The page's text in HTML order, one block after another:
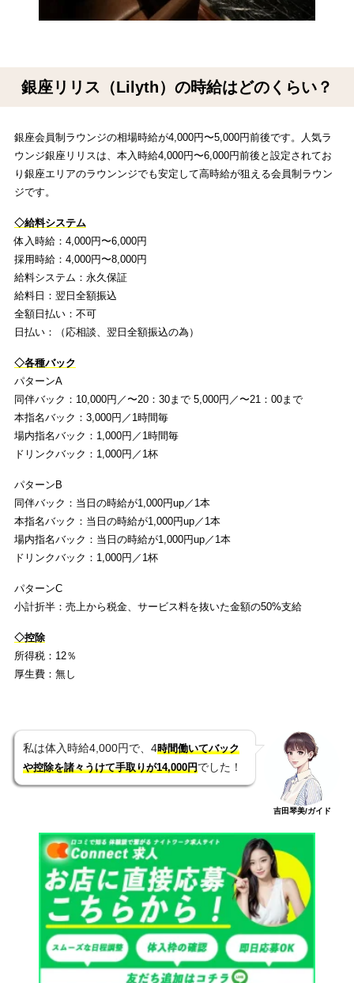
銀座リリス（Lilyth）の時給はどのくらい？
銀座会員制ラウンジの相場時給が4,000円〜5,000円前後です。人気ラ
ウンジ銀座リリスは、本入時給4,000円〜6,000円前後と設定されてお
り銀座エリアのラウンンジでも安定して高時給が狙える会員制ラウン
ジです。
◇給料システム
体入時給：4,000円〜6,000円
採用時給：4,000円〜8,000円
給料システム：永久保証
給料日：翌日全額振込
全額日払い：不可
日払い：（応相談、翌日全額振込の為）
◇各種バック
パターンA
同伴バック：10,000円／〜20：30まで 5,000円／〜21：00まで
本指名バック：3,000円／1時間毎
場内指名バック：1,000円／1時間毎
ドリンクバック：1,000円／1杯
パターンB
同伴バック：当日の時給が1,000円up／1本
本指名バック：当日の時給が1,000円up／1本
場内指名バック：当日の時給が1,000円up／1本
ドリンクバック：1,000円／1杯
パターンC
小計折半：売上から税金、サービス料を抜いた金額の50%支給
◇控除
所得税：12％
厚生費：無し
私は体入時給4,000円で、4時間働いてバック
や控除を諸々うけて手取りが14,000円でした！
吉田琴美/ガイド